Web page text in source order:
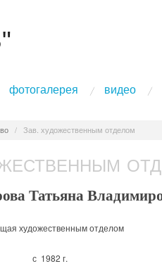
фотогалерея видео
/ Зав. художественным отделом
Татьяна
художественным отделом
с 1982 г.